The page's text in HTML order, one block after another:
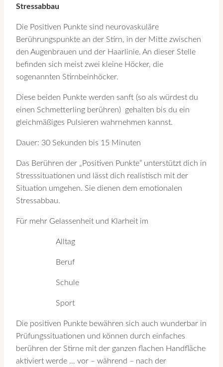
Stressabbau
Die Positiven Punkte sind neurovaskuläre
Berührungspunkte an der Stirn, in der Mitte zwischen
den Augenbrauen und der Haarlinie. An dieser Stelle
befinden sich meist zwei kleine Höcker, die
sogenannten Stirnbeinhöcker.
Diese beiden Punkte werden sanft (so als würdest du
einen Schmetterling berühren) gehalten bis du ein
gleichmäßiges Pulsieren wahrnehmen kannst.
Dauer: 30 Sekunden bis 15 Minuten
Das Berühren der „Positiven Punkte” unterstützt dich in
Stresssituationen und lässt dich realistisch mit der
Situation umgehen. Sie dienen dem emotionalen
Stressabbau.
Für mehr Gelassenheit und Klarheit im
Alltag
Beruf
Schule
Sport
Die positiven Punkte bewähren sich auch wunderbar in
Prüfungssituationen und können durch einfaches
berühren der Stirne mit der ganzen flachen Handfläche
aktiviert werde … vor – während – nach der